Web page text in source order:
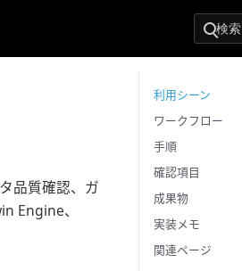
検索
品質確認、ガ
Engine、
利用シーン
ワークフロー
手順
確認項目
成果物
実装メモ
関連ページ